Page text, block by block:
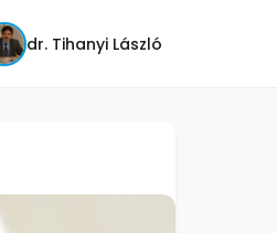
dr. Tihanyi László